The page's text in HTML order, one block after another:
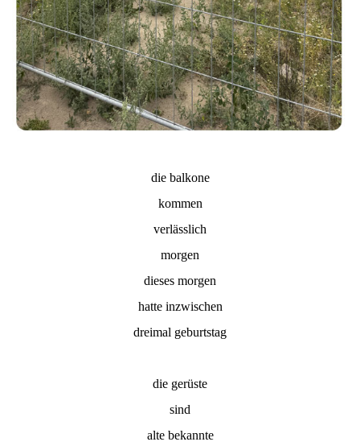
die balkone
kommen
verlässlich
morgen
dieses morgen
hatte inzwischen
dreimal geburtstag
die gerüste
sind
alte bekannte